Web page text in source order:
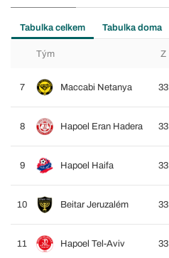
Tabulka celkem Tabulka doma
Tým Z
7 Maccabi Netanya 33
8 Hapoel Eran Hadera 33
9 Hapoel Haifa 33
10 Beitar Jeruzalém 33
11 Hapoel Tel-Aviv 33